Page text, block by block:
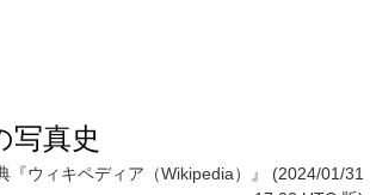
写真史
『ウィキペディア（Wikipedia）』 (2024/01/31